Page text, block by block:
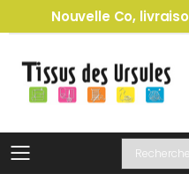
Nouvelle Co,
Toggle mobile
Recherche